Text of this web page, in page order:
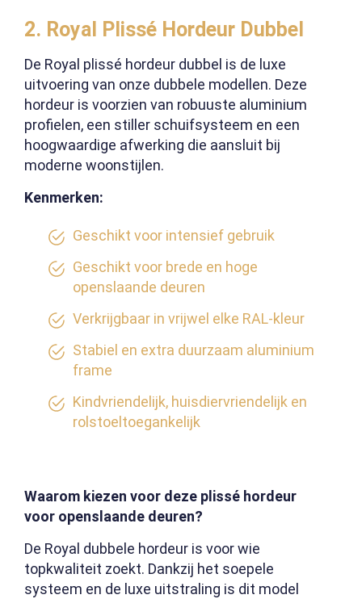
2. Royal Plissé Hordeur Dubbel
De Royal plissé hordeur dubbel is de luxe
uitvoering van onze dubbele modellen. Deze
hordeur is voorzien van robuuste aluminium
profielen, een stiller schuifsysteem en een
hoogwaardige afwerking die aansluit bij
moderne woonstijlen.
Kenmerken:
Geschikt voor intensief gebruik
Geschikt voor brede en hoge
openslaande deuren
Verkrijgbaar in vrijwel elke RAL-kleur
Stabiel en extra duurzaam aluminium
frame
Kindvriendelijk, huisdiervriendelijk en
rolstoeltoegankelijk
Waarom kiezen voor deze plissé hordeur
voor openslaande deuren?
De Royal dubbele hordeur is voor wie
topkwaliteit zoekt. Dankzij het soepele
systeem en de luxe uitstraling is dit model